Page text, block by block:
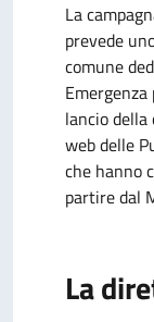
La
prevede
comune
lancio della
web delle
che hanno
partire dal
La